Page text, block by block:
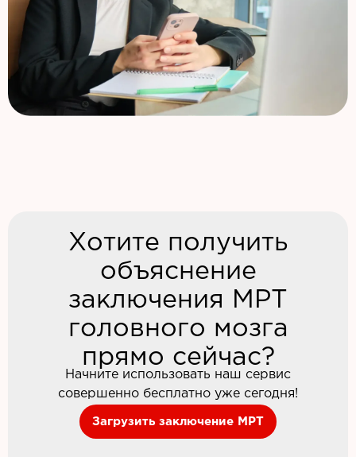
Хотите получить
объяснение
заключения МРТ
головного мозга
прямо сейчас?
Начните использовать наш сервис
совершенно бесплатно уже сегодня!
Загрузить заключение МРТ